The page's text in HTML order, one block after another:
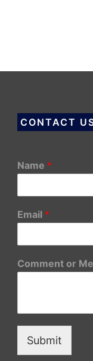
CONTACT
Name *
Email *
Comment or
Submit